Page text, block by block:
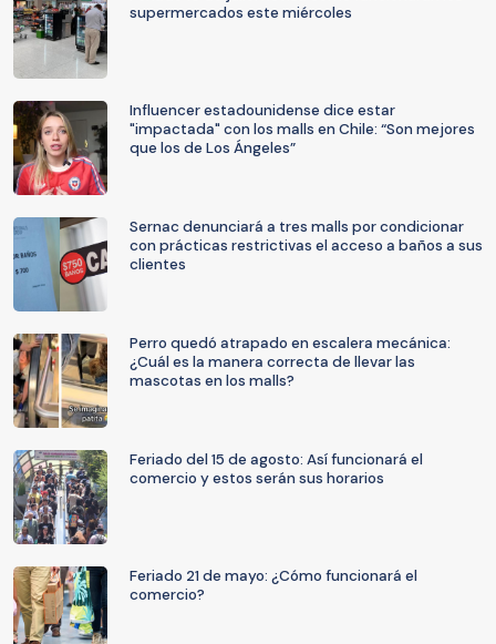
supermercados este miércoles
Influencer estadounidense dice estar
"impactada" con los malls en Chile: “Son mejores
que los de Los Ángeles”
Sernac denunciará a tres malls por condicionar
con prácticas restrictivas el acceso a baños a sus
clientes
Perro quedó atrapado en escalera mecánica:
¿Cuál es la manera correcta de llevar las
mascotas en los malls?
Feriado del 15 de agosto: Así funcionará el
comercio y estos serán sus horarios
Feriado 21 de mayo: ¿Cómo funcionará el
comercio?